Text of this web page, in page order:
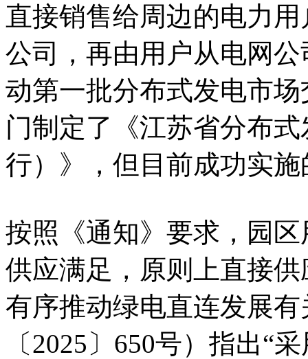
直接销售给周边的电力
公司，再由用户从电网
动第一批分布式发电市
门制定了《江苏省分布
行）》，但目前成功实
按照《通知》要求，园
供应满足，原则上直接
有序推动绿电直连发展
〔2025〕650号）指出“